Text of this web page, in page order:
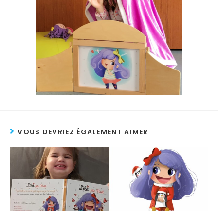
VOUS DEVRIEZ ÉGALEMENT AIMER